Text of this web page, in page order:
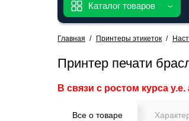
Каталог товаров
Главная Принтеры этикеток
Принтер печати
В связи с ростом курса
Все о товаре